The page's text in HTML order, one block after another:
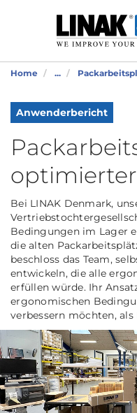
Home ...
Anwenderbericht
Bei LINAK Denmark,
Bedingungen im Lager
die alten
beschloss das Team,
entwickeln, die alle
erfüllen würde. Ihr
ergonomischen
verbessern möchten,